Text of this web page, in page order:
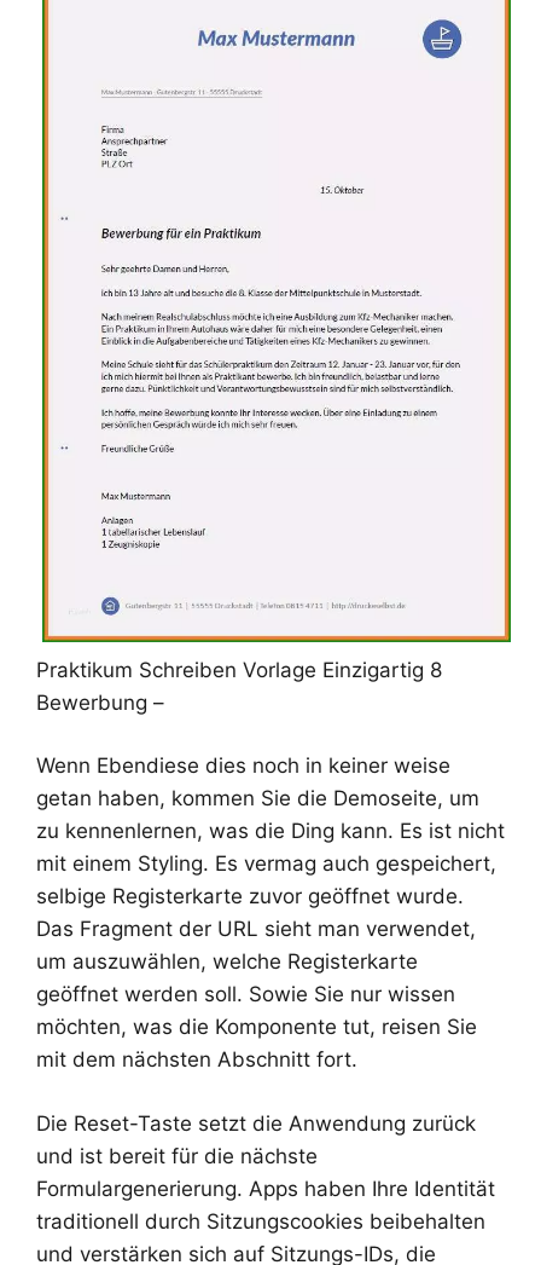
Praktikum Schreiben Vorlage Einzigartig 8
Bewerbung –
Wenn Ebendiese dies noch in keiner weise
getan haben, kommen Sie die Demoseite, um
zu kennenlernen, was die Ding kann. Es ist nicht
mit einem Styling. Es vermag auch gespeichert,
selbige Registerkarte zuvor geöffnet wurde.
Das Fragment der URL sieht man verwendet,
um auszuwählen, welche Registerkarte
geöffnet werden soll. Sowie Sie nur wissen
möchten, was die Komponente tut, reisen Sie
mit dem nächsten Abschnitt fort.
Die Reset-Taste setzt die Anwendung zurück
und ist bereit für die nächste
Formulargenerierung. Apps haben Ihre Identität
traditionell durch Sitzungscookies beibehalten
und verstärken sich auf Sitzungs-IDs, die